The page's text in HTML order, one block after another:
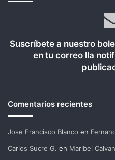
Suscríbete a nuestro
en tu correo lla
Comentarios recientes
Jose Francisco Blanco en
Carlos Sucre G. en Maribel